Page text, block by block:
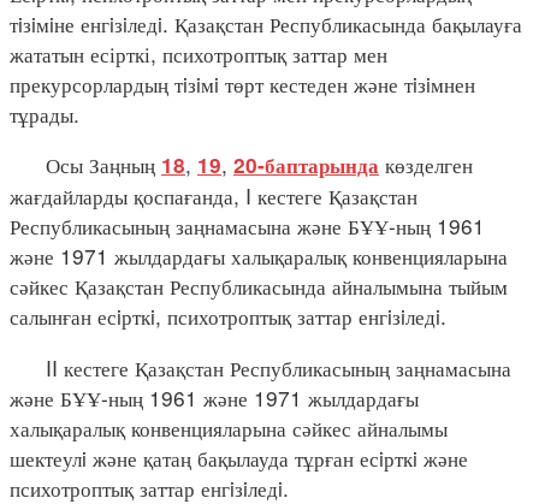
тiзiмiне енгiзiледi. Қазақстан Республикасында бақылауға
жататын есірткі, психотроптық заттар мен
прекурсорлардың тiзiмi төрт кестеден және тiзiмнен
тұрады.
Осы Заңның 18, 19, 20-баптарында көзделген
жағдайларды қоспағанда, I кестеге Қазақстан
Республикасының заңнамасына және БҰҰ-ның 1961
және 1971 жылдардағы халықаралық конвенцияларына
сәйкес Қазақстан Республикасында айналымына тыйым
салынған есiрткi, психотроптық заттар енгiзiледi.
II кестеге Қазақстан Республикасының заңнамасына
және БҰҰ-ның 1961 және 1971 жылдардағы
халықаралық конвенцияларына сәйкес айналымы
шектеулi және қатаң бақылауда тұрған есiрткi және
психотроптық заттар енгiзiледi.